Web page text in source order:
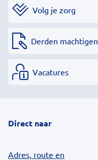
Volg je zorg
Derden machtigen
Vacatures
Direct naar
Adres, route en